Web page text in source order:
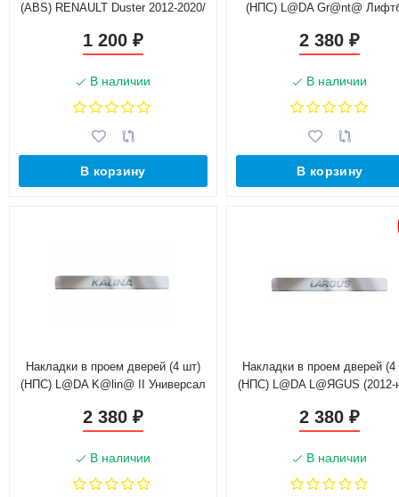
(ABS) RENAULT Duster 2012-2020/
1 200 ₽
В наличии
В корзину
(НПС) L@DA Gr@nt@
2 380₽
В наличии
В корзину
Накладки в проем дверей (4 шт)
(НПС) L@DA K@lin@ II Универсал
2 380 ₽
В наличии
Накладки в проем дверей
(НПС) L@DA L@ЯGUS (2012-
2 380₽
В наличии